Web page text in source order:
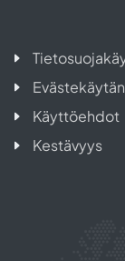
Käyttöehdot
Kestävyys